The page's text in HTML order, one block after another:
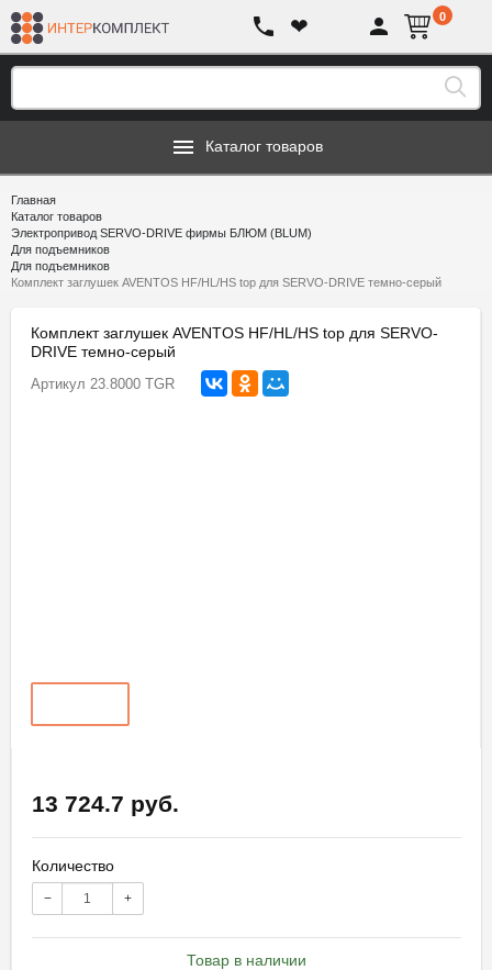
❤ 0
Каталог товаров
Главная
Каталог товаров
Электропривод SERVO-DRIVE фирмы БЛЮМ (BLUM)
Для подъемников
Для подъемников
Комплект заглушек AVENTOS HF/HL/HS top для SERVO-DRIVE темно-серый
Комплект заглушек AVENTOS HF/HL/HS top для SERVO-
DRIVE темно-серый
Артикул 23.8000 TGR
13 724.7 руб.
Количество
− +
Товар в наличии